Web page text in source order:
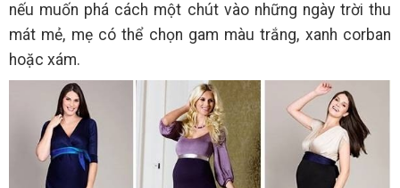
nếu muốn phá cách một chút vào những ngày trời thu
mát mẻ, mẹ có thể chọn gam màu trắng, xanh corban
hoặc xám.